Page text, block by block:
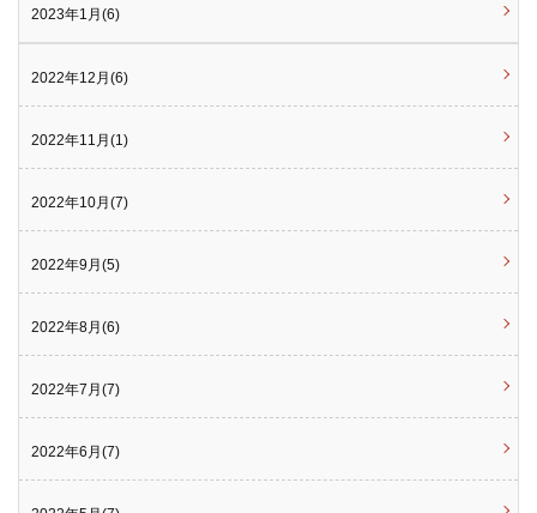
2023年1月(6)
2022年12月(6)
2022年11月(1)
2022年10月(7)
2022年9月(5)
2022年8月(6)
2022年7月(7)
2022年6月(7)